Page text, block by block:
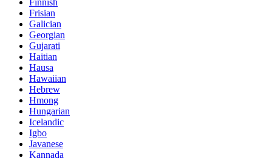
Frisian
Galician
Georgian
Gujarati
Haitian
Hausa
Hawaiian
Hebrew
Hmong
Hungarian
Icelandic
Igbo
Javanese
Kannada